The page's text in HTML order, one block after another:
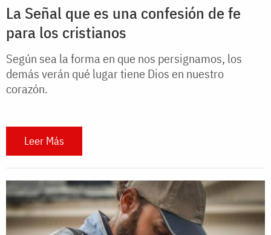
La Señal que es una confesión de fe
para los cristianos
Según sea la forma en que nos persignamos, los
demás verán qué lugar tiene Dios en nuestro
corazón.
Leer Más